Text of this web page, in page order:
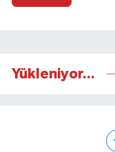
Yükleniyor...